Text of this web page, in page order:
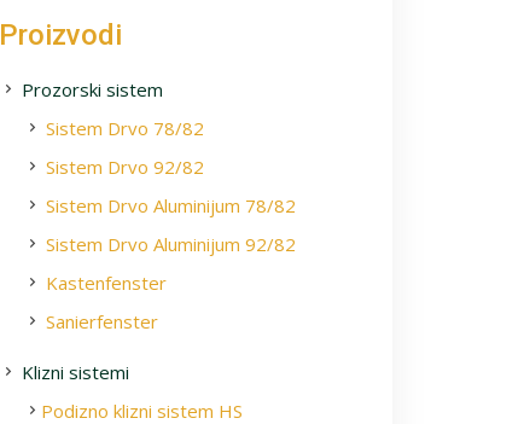
Proizvodi
Prozorski sistem
Sistem Drvo 78/82
Sistem Drvo 92/82
Sistem Drvo Aluminijum 78/82
Sistem Drvo Aluminijum 92/82
Kastenfenster
Sanierfenster
Klizni sistemi
Podizno klizni sistem HS